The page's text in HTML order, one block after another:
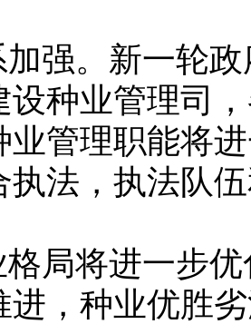
加强。新一轮
设种业管理司
业管理职能将
执法，执法队
局将进一步
进，种业优胜